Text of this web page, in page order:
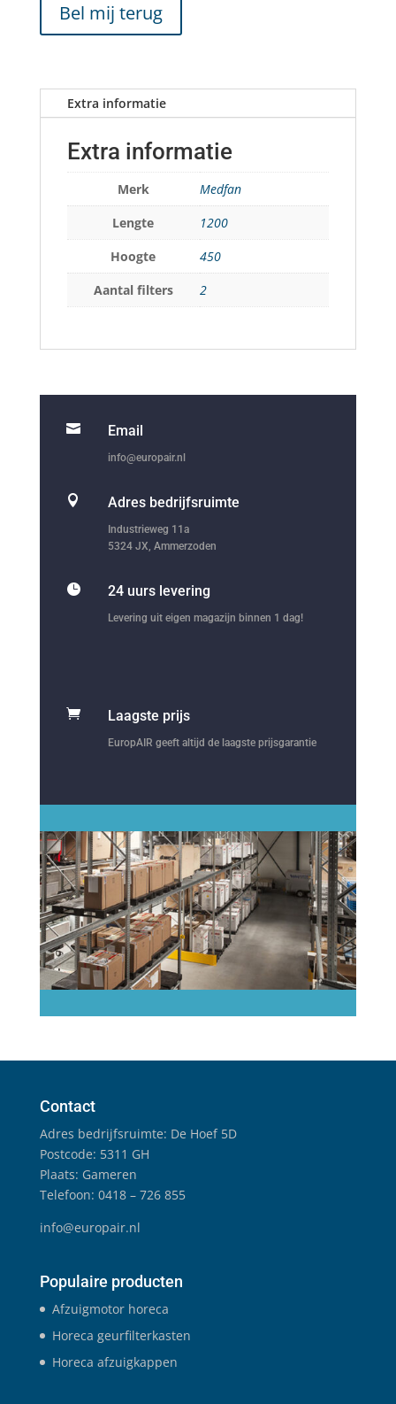
Bel mij terug
Extra informatie
Extra informatie
Merk
Medfan
Lengte
1200
Hoogte
450
Aantal filters
2
 Email
info@europair.nl
 Adres bedrijfsruimte
Industrieweg 11a
5324 JX, Ammerzoden
 24 uurs levering
Levering uit eigen magazijn binnen 1 dag!
 Laagste prijs
EuropAIR geeft altijd de laagste prijsgarantie
Contact
Adres bedrijfsruimte: De Hoef 5D
Postcode: 5311 GH
Plaats: Gameren
Telefoon: 0418 – 726 855
info@europair.nl
Populaire producten
Afzuigmotor horeca
Horeca geurfilterkasten
Horeca afzuigkappen